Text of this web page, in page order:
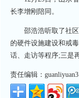
长李增刚陪同。
邵浩浩听取了社区
的硬件设施建设和戒
话、走访等程序;三是
责任编辑：guanliyuan3